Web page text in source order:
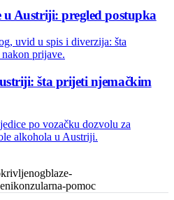
Austriji: pregled postupka
uvid u spis i diverzija: šta
prijave.
šta prijeti njemačkim
po vozačku dozvolu za
alkohola u Austriji.
blaze-
konzularna-pomoc